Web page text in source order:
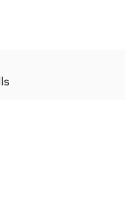
FLOR SERRELLS
SERRELLS